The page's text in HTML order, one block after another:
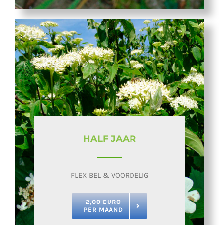
HALF JAAR
FLEXIBEL & VOORDELIG
2,00 EURO
PER MAAND